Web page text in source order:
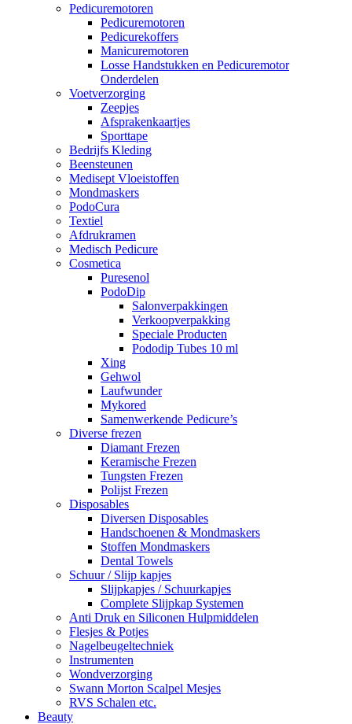
Pedicuremotoren
Pedicuremotoren
Pedicurekoffers
Manicuremotoren
Losse Handstukken en Pedicuremotor
Onderdelen
Voetverzorging
Zeepjes
Afsprakenkaartjes
Sporttape
Bedrijfs Kleding
Beensteunen
Medisept Vloeistoffen
Mondmaskers
PodoCura
Textiel
Afdrukramen
Medisch Pedicure
Cosmetica
Puresenol
PodoDip
Salonverpakkingen
Verkoopverpakking
Speciale Producten
Pododip Tubes 10 ml
Xing
Gehwol
Laufwunder
Mykored
Samenwerkende Pedicure’s
Diverse frezen
Diamant Frezen
Keramische Frezen
Tungsten Frezen
Polijst Frezen
Disposables
Diversen Disposables
Handschoenen & Mondmaskers
Stoffen Mondmaskers
Dental Towels
Schuur / Slijp kapjes
Slijpkapjes / Schuurkapjes
Complete Slijpkap Systemen
Anti Druk en Siliconen Hulpmiddelen
Flesjes & Potjes
Nagelbeugeltechniek
Instrumenten
Wondverzorging
Swann Morton Scalpel Mesjes
RVS Schalen etc.
Beauty